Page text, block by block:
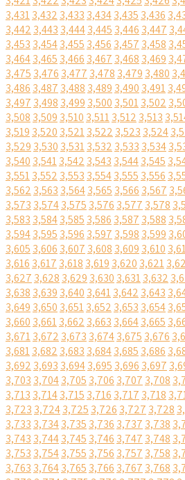
3,4313,432 3,433 3,4343,435 3,436
3,442 3,443 3,4443,445 3,446 3,447
3,453 3,4543,455 3,456 3,457 3,458
3,4643,465 3,466 3,467 3,468 3,469
3,475 3,476 3,477 3,478 3,479 3,480
3,486 3,487 3,488 3,489 3,490 3,491
3,497 3,498 3,499 3,500 3,5013,502
3,508 3,509 3,510 3,5113,512 3,513
3,519 3,520 3,5213,522 3,523 3,524
3,529 3,530 3,5313,532 3,533 3,534
3,540 3,5413,542 3,543 3,5443,545
3,5513,552 3,553 3,5543,555 3,556
3,562 3,563 3,5643,565 3,566 3,567
3,573 3,5743,575 3,576 3,577 3,578
3,583 3,5843,585 3,586 3,587 3,588
3,5943,595 3,596 3,597 3,598 3,599
3,605 3,606 3,607 3,608 3,609 3,610
3,616 3,617 3,618 3,619 3,620 3,621
3,627 3,628 3,629 3,630 3,6313,632
3,638 3,639 3,640 3,6413,642 3,643
3,649 3,650 3,6513,652 3,653 3,654
3,660 3,6613,662 3,663 3,6643,665
3,6713,672 3,673 3,6743,675 3,676
3,6813,682 3,683 3,6843,685 3,686
3,692 3,693 3,6943,695 3,696 3,697
3,703 3,7043,705 3,706 3,707 3,708
3,713 3,7143,715 3,716 3,717 3,718
3,723 3,7243,725 3,726 3,727 3,728
3,733 3,7343,735 3,736 3,737 3,738
3,743 3,7443,745 3,746 3,747 3,748
3,753 3,7543,755 3,756 3,757 3,758
3,763 3,7643,765 3,766 3,767 3,768